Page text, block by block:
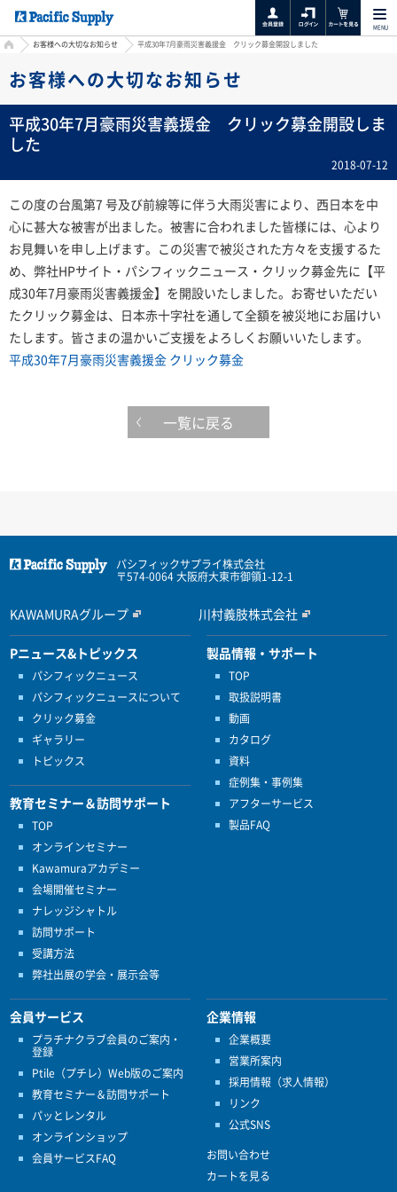
MENU
HOMEお客様への大切なお知らせ 平成30年7月豪雨災害義援金 クリック募金開設しました
お客様への大切なお知らせ
平成30年7月豪雨災害義援金 クリック募金開設しま
した
2018-07-12
この度の台風第7 号及び前線等に伴う大雨災害により、西日本を中
心に甚大な被害が出ました。被害に合われました皆様には、心より
お見舞いを申し上げます。この災害で被災された方々を支援するた
め、弊社HPサイト・パシフィックニュース・クリック募金先に【平
成30年7月豪雨災害義援金】を開設いたしました。お寄せいただい
たクリック募金は、日本赤十字社を通して全額を被災地にお届けい
たします。皆さまの温かいご支援をよろしくお願いいたします。
平成30年7月豪雨災害義援金 クリック募金
一覧に戻る
パシフィックサプライ株式会社
〒574-0064 大阪府大東市御領1-12-1
KAWAMURAグループ 川村義肢株式会社
Pニュース&トピックス
パシフィックニュース
パシフィックニュースについて
クリック募金
ギャラリー
トピックス
教育セミナー＆訪問サポート
TOP
オンラインセミナー
Kawamuraアカデミー
会場開催セミナー
ナレッジシャトル
訪問サポート
受講方法
弊社出展の学会・展示会等
製品情報・サポート
TOP
取扱説明書
動画
カタログ
資料
症例集・事例集
アフターサービス
製品FAQ
会員サービス
プラチナクラブ会員のご案内・
登録
Ptile（プチレ）Web版のご案内
教育セミナー＆訪問サポート
パッとレンタル
オンラインショップ
会員サービスFAQ
企業情報
企業概要
営業所案内
採用情報（求人情報）
リンク
公式SNS
お問い合わせ
カートを見る